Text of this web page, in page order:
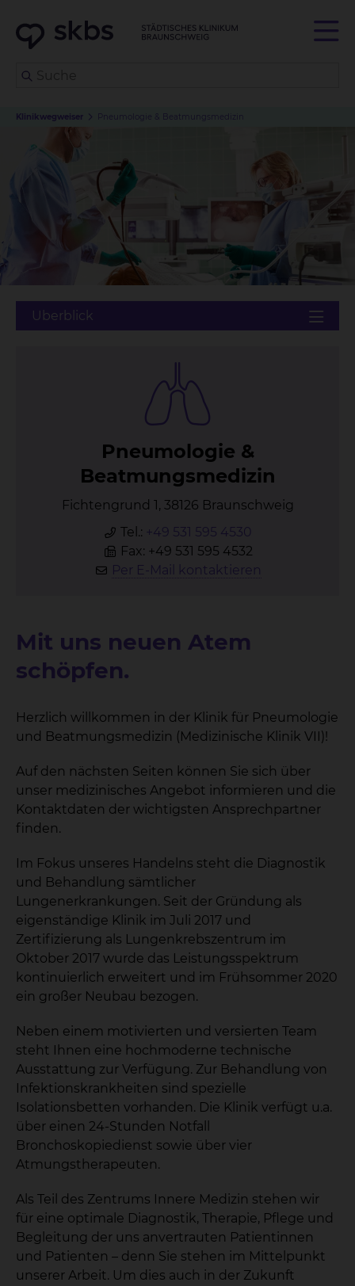
Klinikwegweiser Pneumologie & Beatmungsmedizin
Pneu­mo­lo­gie &
Be­at­mungs­me­di­zin
Fichtengrund 1, 38126 Braunschweig
Tel.: +49 531 595 4530
Fax: +49 531 595 4532
Per E-Mail kontaktieren
Mit uns neuen Atem
schöpfen.
Herzlich willkommen in der Klinik für Pneumologie
und Beatmungsmedizin (Medizinische Klinik VII)!
Auf den nächsten Seiten können Sie sich über
unser medizinisches Angebot informieren und die
Kontaktdaten der wichtigsten Ansprechpartner
finden.
Im Fokus unseres Handelns steht die Diagnostik
und Behandlung sämtlicher
Lungenerkrankungen. Seit der Gründung als
eigenständige Klinik im Juli 2017 und
Zertifizierung als Lungenkrebszentrum im
Oktober 2017 wurde das Leistungsspektrum
kontinuierlich erweitert und im Frühsommer 2020
ein großer Neubau bezogen.
Neben einem motivierten und versierten Team
steht Ihnen eine hochmoderne technische
Ausstattung zur Verfügung. Zur Behandlung von
Infektionskrankheiten sind spezielle
Isolationsbetten vorhanden. Die Klinik verfügt u.a.
über einen 24-Stunden Notfall
Bronchoskopiedienst sowie über vier
Atmungstherapeuten.
Als Teil des Zentrums Innere Medizin stehen wir
für eine optimale Diagnostik, Therapie, Pflege und
Begleitung der uns anvertrauten Patientinnen
und Patienten – denn Sie stehen im Mittelpunkt
unserer Arbeit. Um dies auch in der Zukunft